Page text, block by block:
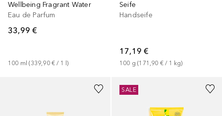
Wellbeing Fragrant Water
Eau de Parfum
33,99 €
100 ml (339,90 € / 1 l)
Seife
Handseife
17,19 €
100 g (171,90 € / 1 kg)
SALE